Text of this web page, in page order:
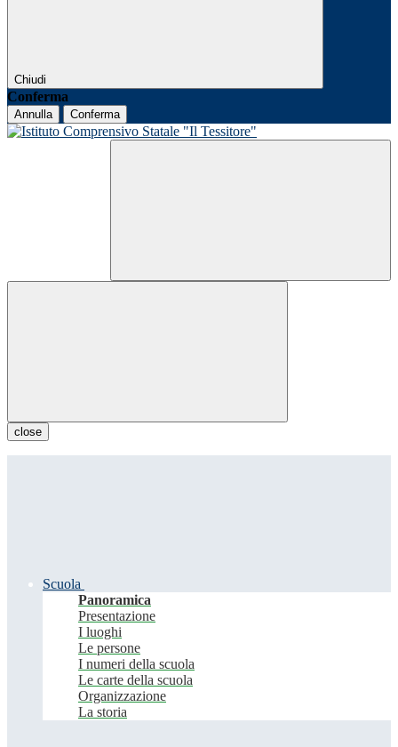
Chiudi
Conferma
Annulla Conferma
close
Scuola
Panoramica
Presentazione
I luoghi
Le persone
I numeri della scuola
Le carte della scuola
Organizzazione
La storia